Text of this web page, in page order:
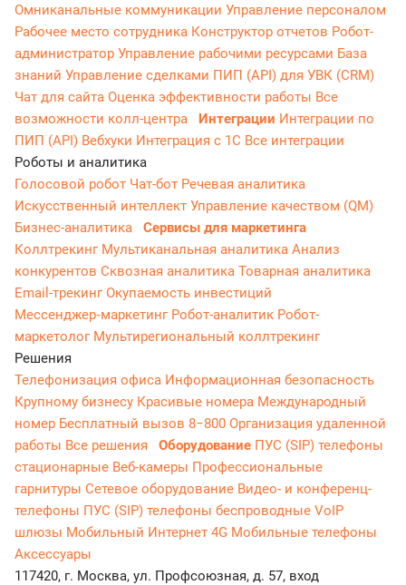
Омниканальные коммуникации Управление персоналом
Рабочее место сотрудника Конструктор отчетов Робот-
администратор Управление рабочими ресурсами База
знаний Управление сделками ПИП (API) для УВК (CRM)
Чат для сайта Оценка эффективности работы Все
возможности колл-центра
Интеграции Интеграции по
ПИП (API) Вебхуки Интеграция с 1С Все интеграции
Роботы и аналитика
Голосовой робот Чат-бот Речевая аналитика
Искусственный интеллект Управление качеством (QM)
Бизнес-аналитика
Сервисы для маркетинга
Коллтрекинг Мультиканальная аналитика Анализ
конкурентов Сквозная аналитика Товарная аналитика
Email-трекингОкупаемость инвестиций
Мессенджер‑маркетинг Робот-аналитик Робот-
маркетолог Мультирегиональный коллтрекинг
Решения
Телефонизация офиса Информационная безопасность
Крупному бизнесу Красивые номера Международный
номер Бесплатный вызов 8−800 Организация удаленной
работы Все решения Оборудование ПУС (SIP) телефоны
стационарные Веб-камеры Профессиональные
гарнитуры Сетевое оборудование Видео- и конференц-
телефоны ПУС (SIP) телефоны беспроводные VoIP
шлюзы Мобильный Интернет 4G Мобильные телефоны
Аксессуары
117420, г. Москва, ул. Профсоюзная, д. 57, вход